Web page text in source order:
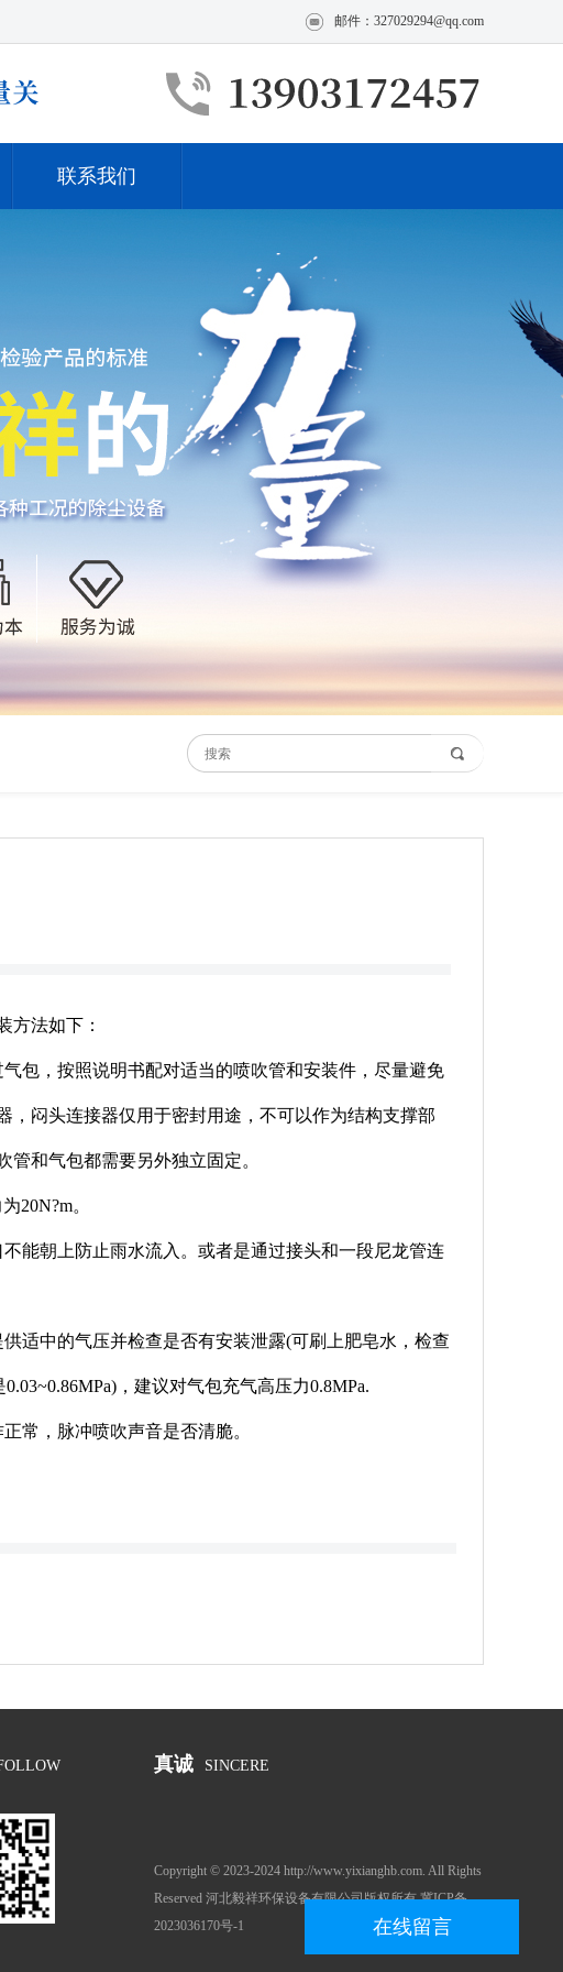
在线留言
邮件：327029294@qq.com
联系我们
方法如下：
包，按照说明书配对适当的喷吹管和安装件，尽量避免
闷头连接器仅用于密封用途，不可以作为结构支撑部
和气包都需要另外独立固定。
20N?m。
能朝上防止雨水流入。或者是通过接头和一段尼龙管连
适中的气压并检查是否有安装泄露(可刷上肥皂水，检查
，建议对气包充气高压力0.8MPa.
常，脉冲喷吹声音是否清脆。
真诚 SINCERE
Copyright © 2023-2024 http://www.yixianghb.com. All Rights
Reserved 河北毅祥环保设备有限公司版权所有冀ICP备
2023036170号-1